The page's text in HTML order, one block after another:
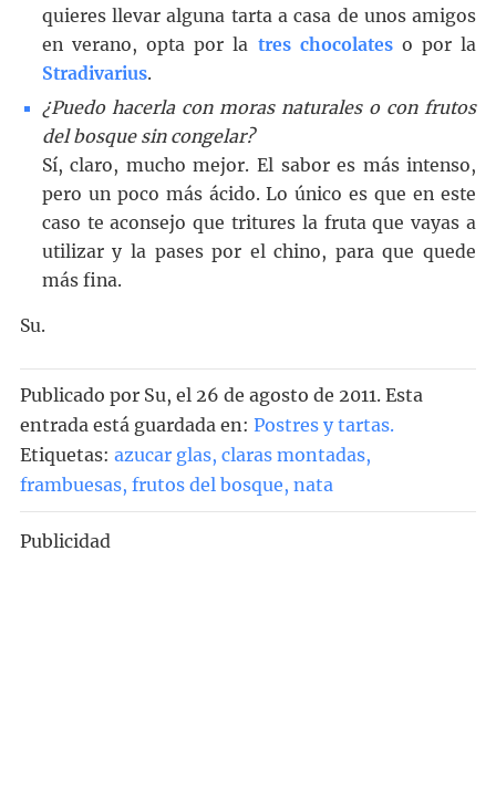
quieres llevar alguna tarta a casa de unos amigos
en verano, opta por la tres chocolateso por la
Stradivarius.
¿Puedo hacerla con moras naturales o con frutos
del bosque sin congelar?
Sí, claro, mucho mejor. El sabor es más intenso,
pero un poco más ácido. Lo único es que en este
caso te aconsejo que tritures la fruta que vayas a
utilizar y la pases por el chino, para que quede
más fina.
Su.
Publicado por Su, el 26 de agosto de 2011. Esta
entrada está guardada en: Postres y tartas.
Etiquetas: azucar glas, claras montadas,
frambuesas, frutos del bosque, nata
Publicidad